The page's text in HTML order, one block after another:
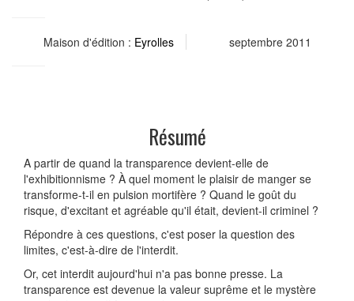
Maison d'édition : Eyrolles septembre 2011
Résumé
A partir de quand la transparence devient-elle de
l'exhibitionnisme ? À quel moment le plaisir de manger se
transforme-t-il en pulsion mortifère ? Quand le goût du
risque, d'excitant et agréable qu'il était, devient-il criminel ?
Répondre à ces questions, c'est poser la question des
limites, c'est-à-dire de l'interdit.
Or, cet interdit aujourd'hui n'a pas bonne presse. La
transparence est devenue la valeur suprême et le mystère